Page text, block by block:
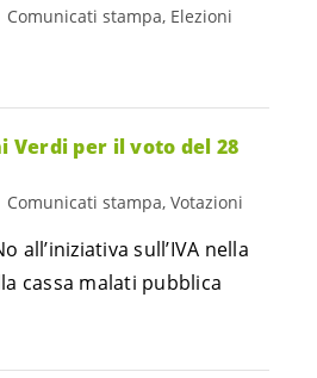
Comunicati stampa, Elezioni
Verdi per il voto del 28
Comunicati stampa, Votazioni
all’iniziativa sull’IVA nella
cassa malati pubblica